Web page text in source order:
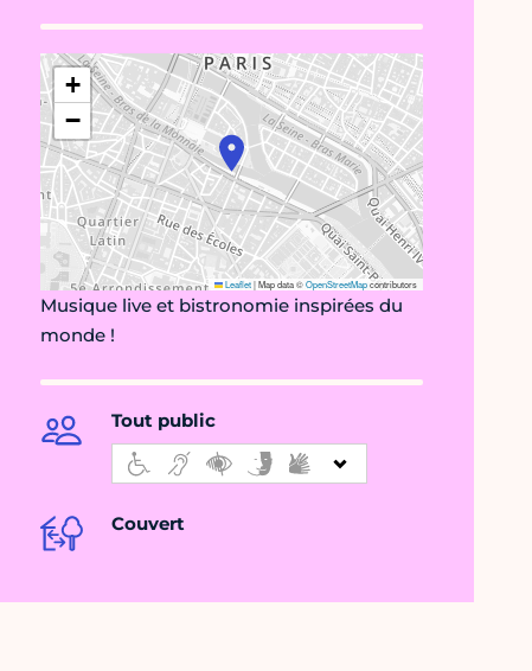
+
−
Leaflet|Map data ©OpenStreetMapcontributors
Musique live et bistronomie inspirées du
monde !
Tout public
Couvert